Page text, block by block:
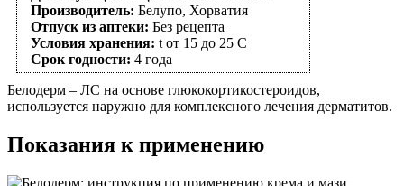
Производитель: Белупо, Хорватия
Отпуск из аптеки: Без рецепта
Условия хранения: t от 15 до 25 С
Срок годности: 4 года
Белодерм – ЛС на основе глюкокортикостероидов,
используется наружно для комплексного лечения дерматитов.
Показания к применению